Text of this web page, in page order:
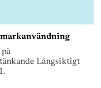
Långsiktigt